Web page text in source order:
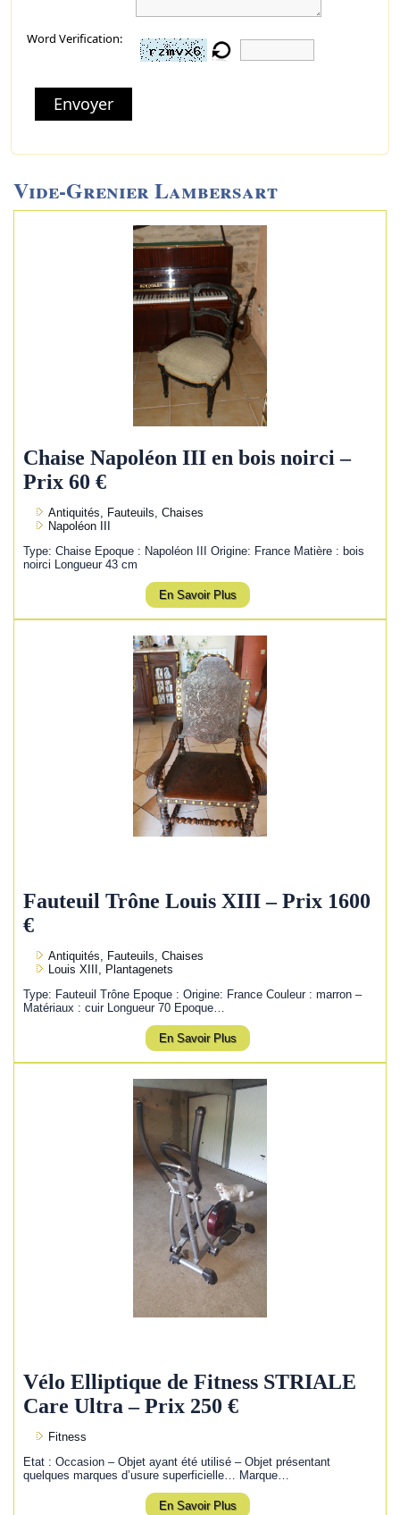
Word Verification:
Envoyer
Vide-Grenier Lambersart
Chaise Napoléon III en bois noirci –
Prix 60 €
Antiquités, Fauteuils, Chaises
Napoléon III
Type: Chaise Epoque : Napoléon III Origine: France Matière : bois
noirci Longueur 43 cm
En Savoir Plus
Fauteuil Trône Louis XIII – Prix 1600
€
Antiquités, Fauteuils, Chaises
Louis XIII, Plantagenets
Type: Fauteuil Trône Epoque : Origine: France Couleur : marron –
Matériaux : cuir Longueur 70 Epoque…
En Savoir Plus
Vélo Elliptique de Fitness STRIALE
Care Ultra – Prix 250 €
Fitness
Etat : Occasion – Objet ayant été utilisé – Objet présentant
quelques marques d’usure superficielle… Marque…
En Savoir Plus